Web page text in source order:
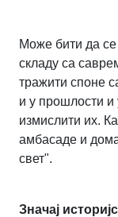
Може бити да
складу са
тражити споне
и у прошлости
измислити их.
амбасаде и
свет".
Значај